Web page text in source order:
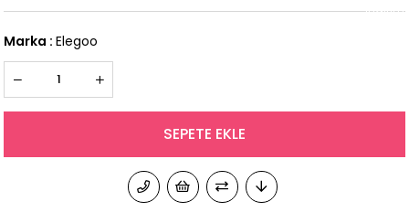
İndirim
Marka : Elegoo